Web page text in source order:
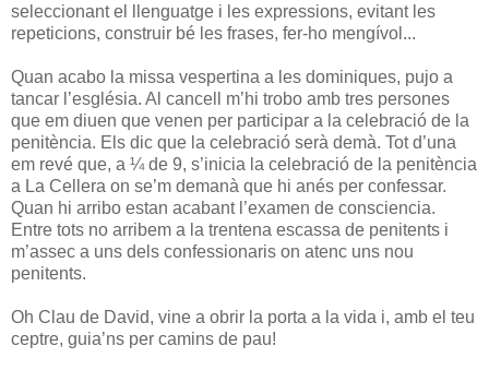
seleccionant el llenguatge i les expressions, evitant les
repeticions, construir bé les frases, fer-ho mengívol...
Quan acabo la missa vespertina a les dominiques, pujo a
tancar l’església. Al cancell m’hi trobo amb tres persones
que em diuen que venen per participar a la celebració de la
penitència. Els dic que la celebració serà demà. Tot d’una
em revé que, a ¼ de 9, s’inicia la celebració de la penitència
a La Cellera on se’m demanà que hi anés per confessar.
Quan hi arribo estan acabant l’examen de consciencia.
Entre tots no arribem a la trentena escassa de penitents i
m’assec a uns dels confessionaris on atenc uns nou
penitents.
Oh Clau de David, vine a obrir la porta a la vida i, amb el teu
ceptre, guia’ns per camins de pau!